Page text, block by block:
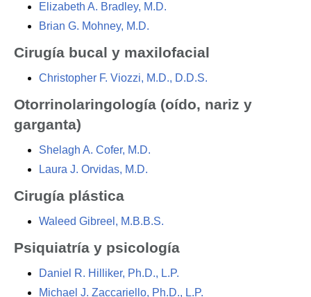
Elizabeth A. Bradley, M.D.
Brian G. Mohney, M.D.
Cirugía bucal y maxilofacial
Christopher F. Viozzi, M.D., D.D.S.
Otorrinolaringología (oído, nariz y
garganta)
Shelagh A. Cofer, M.D.
Laura J. Orvidas, M.D.
Cirugía plástica
Waleed Gibreel, M.B.B.S.
Psiquiatría y psicología
Daniel R. Hilliker, Ph.D., L.P.
Michael J. Zaccariello, Ph.D., L.P.